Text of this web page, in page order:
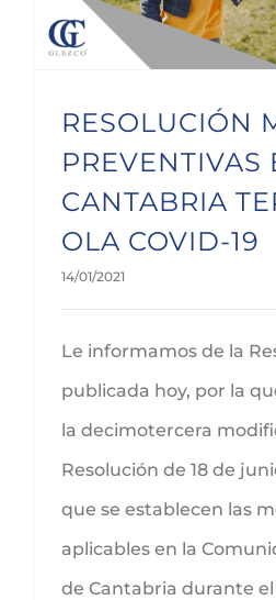
RESOLUCIÓN
PREVENTIVAS
CANTABRIA
OLA COVID-19
14/01/2021
Le informamos de la
publicada hoy, por la
la decimotercera
Resolución de 18 de
que se establecen las
aplicables en la
de Cantabria durante